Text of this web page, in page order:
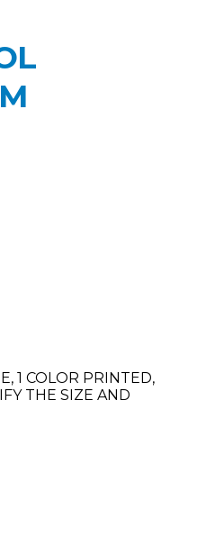
1 COLOR PRINTED,
THE SIZE AND